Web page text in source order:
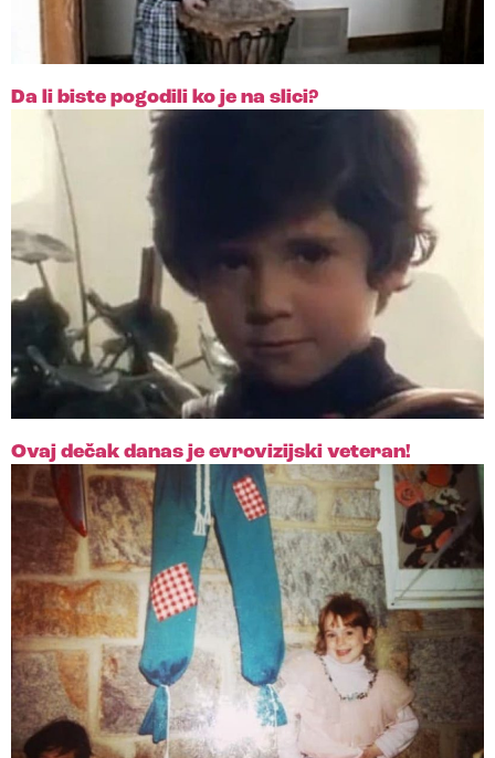
Da li biste pogodili ko je na slici?
Ovaj dečak danas je evrovizijski veteran!